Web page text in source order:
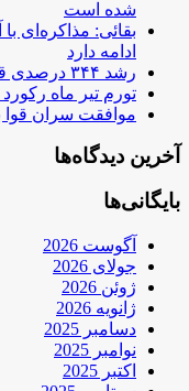
شده است
بقائی: مذاکره‌ای
ادامه دارد
رشد ۳۴۴ درصدی قیمت روغن/ لبنیات چقدر گران شد؟
تورم تیر ماه رکورد زد؛
موافقت سران قوا
آخرین دیدگاه‌ها
بایگانی‌ها
آگوست 2026
جولای 2026
ژوئن 2026
ژانویه 2026
دسامبر 2025
نوامبر 2025
اکتبر 2025